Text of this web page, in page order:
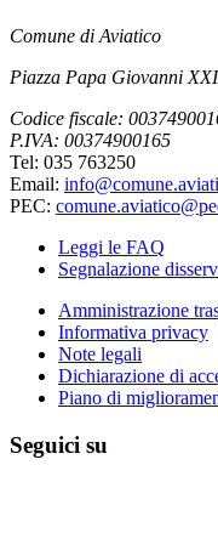
Comune di Aviatico
Piazza Papa Giovanni
Codice fiscale:
P.IVA: 00374900165
Tel: 035 763250
Email:
PEC:
Leggi le FAQ
Segnalazione
Amministrazione
Informativa privacy
Note legali
Dichiarazione di
Piano di
Seguici su